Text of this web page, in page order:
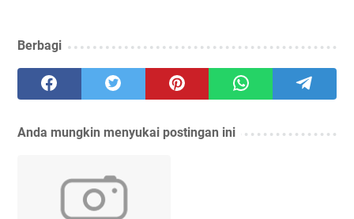
Berbagi
Anda mungkin menyukai postingan ini